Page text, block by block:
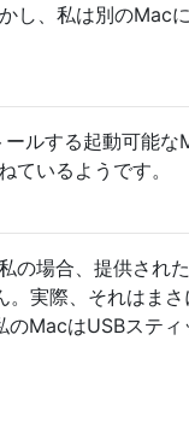
し、私は別のMac
ルする起動可能な
ているようです。
の場合、提供され
実際、それはまさ
MacはUSBスティ